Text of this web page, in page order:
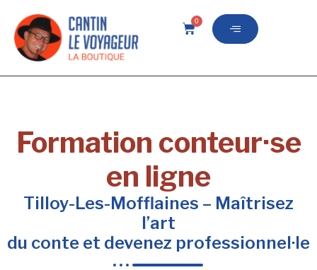
0
Formation conteur·se
en ligne
Tilloy-Les-Mofflaines – Maîtrisez
l’art
du conte et devenez professionnel·le